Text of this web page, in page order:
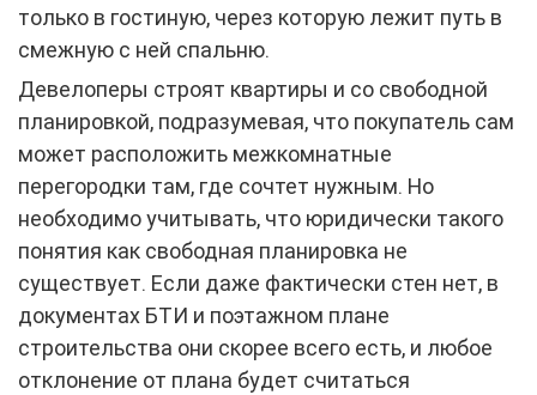
только в гостиную, через которую лежит путь в
смежную с ней спальню.
Девелоперы строят квартиры и со свободной
планировкой, подразумевая, что покупатель сам
может расположить межкомнатные
перегородки там, где сочтет нужным. Но
необходимо учитывать, что юридически такого
понятия как свободная планировка не
существует. Если даже фактически стен нет, в
документах БТИ и поэтажном плане
строительства они скорее всего есть, и любое
отклонение от плана будет считаться